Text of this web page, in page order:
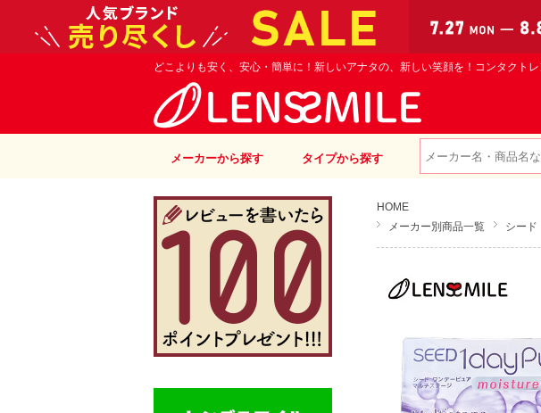
どこよりも安く、安心・簡単に！新しいアナタの、新しい笑顔を！コンタクト
メーカーから探す タイプから探す
HOME
メーカー別商品一覧
シード